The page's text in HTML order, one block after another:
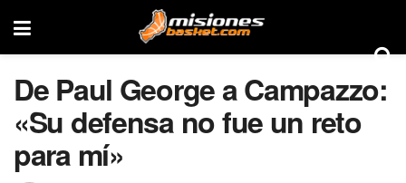
De Paul George a Campazzo:
«Su defensa no fue un reto
para mí»